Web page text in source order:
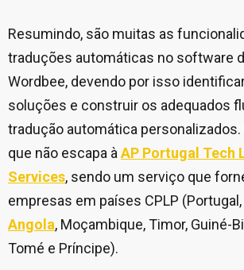
Resumindo, são muitas as
traduções automáticas no software
Wordbee, devendo por isso
soluções e construir os adequados
tradução automática
que não escapa àAP Portugal Tech
Services, sendo um serviço que
empresas em países CPLP (Portugal,
Angola, Moçambique, Timor, Guiné-
Tomé e Príncipe).